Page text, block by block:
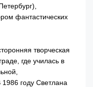
фантастических
творческая
где училась в
году Светлана